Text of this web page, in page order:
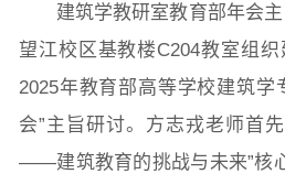
建筑学教研室教育部年会
望江校区基教楼C204教室组织
2025年教育部高等学校建筑学
会”主旨研讨。方志戎老师首
——建筑教育的挑战与未来”核